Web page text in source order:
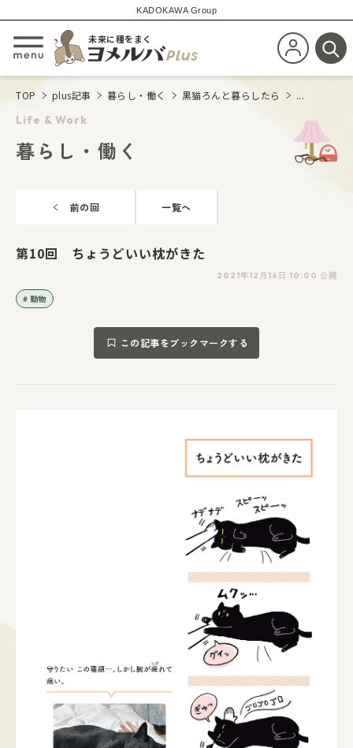
KADOKAWA Group
メニューを開閉する
未来に種をまく
新規会員登
検
TOP plus記事 暮らし・働く 黒猫ろんと暮らしたら ...
Life & Work
暮らし・働く
前の回 一覧へ
第10回 ちょうどいい枕がきた
2021年12月16日 10:00 公開
動物
この記事をブックマークする